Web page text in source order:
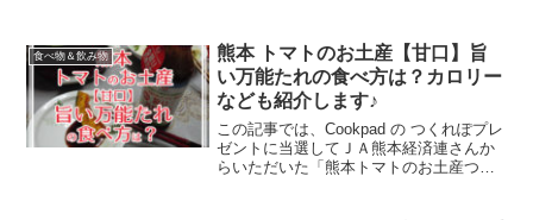
食べ物＆飲み物
熊本 トマトのお土産【甘口】旨
い万能たれの食べ方は？カロリー
なども紹介します♪
この記事では、Cookpad の つくれぽプレ
ゼントに当選してＪＡ熊本経済連さんか
らいただいた「熊本トマトのお土産つめ